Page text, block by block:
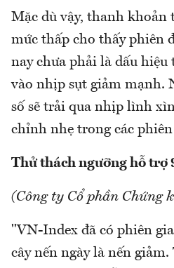
Mặc dù vậy, thanh khoản
mức thấp cho thấy phiên
nay chưa phải là dấu hiệu
vào nhịp sụt giảm mạnh.
số sẽ trải qua nhịp lình
chỉnh nhẹ trong các
Thử thách ngưỡng hỗ trợ
(Công ty Cổ phần Chứng
"VN-Index đã có phiên
cây nến ngày là nến